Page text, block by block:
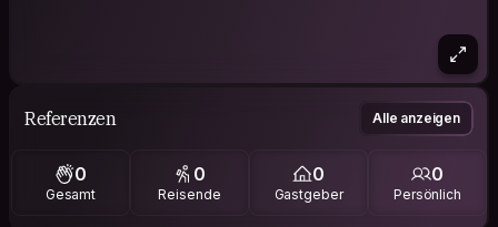
Referenzen Alle anzeigen
0
Gesamt
0
Reisende
0
Gastgeber
0
Persönlich